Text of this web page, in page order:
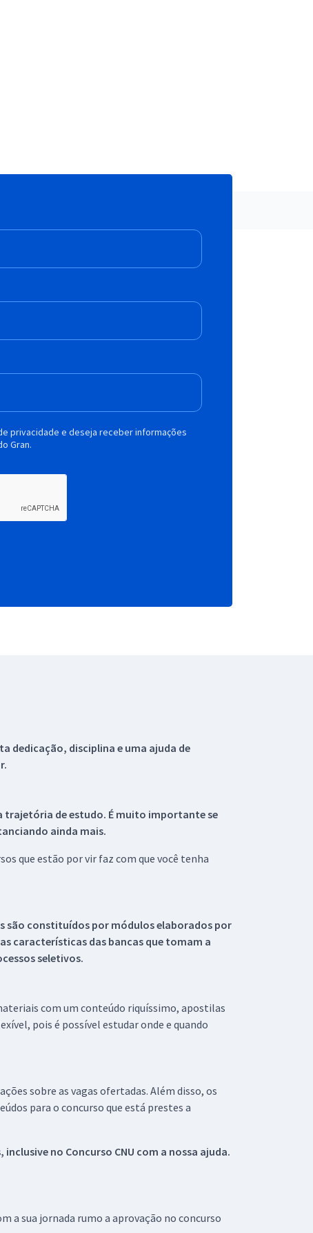
privacidade e deseja receber informações
Gran.
dedicação, disciplina e uma ajuda de
trajetória de estudo. É muito importante se
ainda mais.
que estão por vir faz com que você tenha
são constituídos por módulos elaborados por
características das bancas que tomam a
seletivos.
com um conteúdo riquíssimo, apostilas
pois é possível estudar onde e quando
sobre as vagas ofertadas. Além disso, os
para o concurso que está prestes a
inclusive no Concurso CNU com a nossa ajuda.
a sua jornada rumo a aprovação no concurso